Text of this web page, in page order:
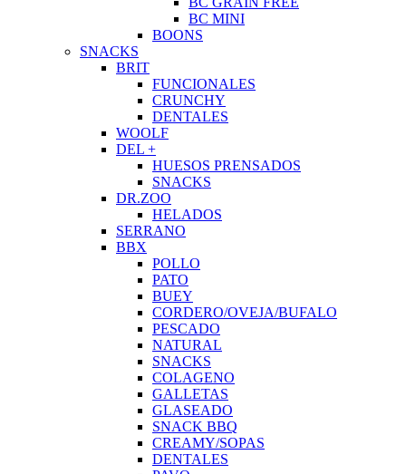
BC MINI
BOONS
SNACKS
BRIT
FUNCIONALES
CRUNCHY
DENTALES
WOOLF
DEL +
HUESOS PRENSADOS
SNACKS
DR.ZOO
HELADOS
SERRANO
BBX
POLLO
PATO
BUEY
CORDERO/OVEJA/BUFALO
PESCADO
NATURAL
SNACKS
COLAGENO
GALLETAS
GLASEADO
SNACK BBQ
CREAMY/SOPAS
DENTALES